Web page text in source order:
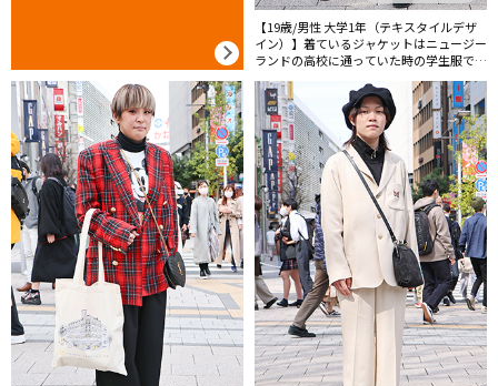
【19歳/男性 大学1年（テキスタイルデザ
イン）】着ているジャケットはニュージー
ランドの高校に通っていた時の学生服で
す！